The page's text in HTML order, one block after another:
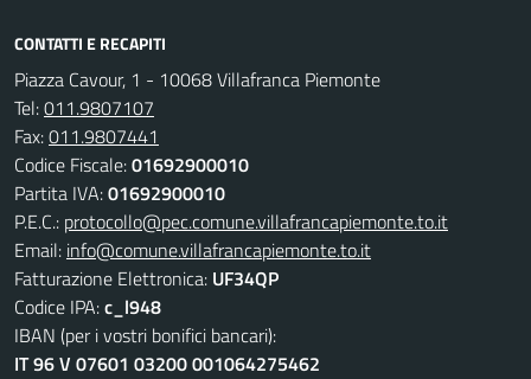
CONTATTI E RECAPITI
Piazza Cavour, 1 - 10068 Villafranca Piemonte
Tel:011.9807107
Fax:011.9807441
Codice Fiscale:01692900010
Partita IVA:01692900010
P.E.C.: protocollo@pec.comune.villafrancapiemonte.to.it
Email: info@comune.villafrancapiemonte.to.it
Fatturazione Elettronica: UF34QP
Codice IPA:c_l948
IBAN (per i vostri bonifici bancari):
IT 96 V 07601 03200 001064275462